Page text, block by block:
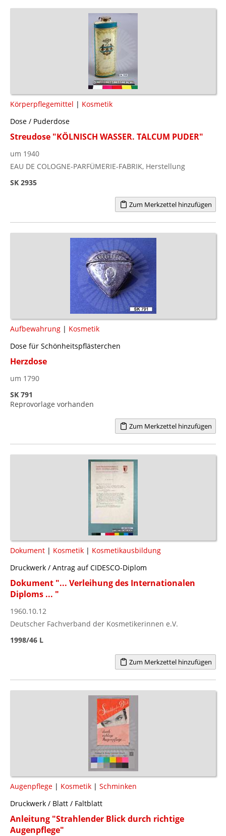
Körperpflegemittel | Kosmetik
Dose / Puderdose
Streudose "KÖLNISCH WASSER. TALCUM PUDER"
um 1940
EAU DE COLOGNE-PARFÜMERIE-FABRIK, Herstellung
SK 2935
Zum Merkzettel hinzufügen
Aufbewahrung | Kosmetik
Dose für Schönheitspflästerchen
Herzdose
um 1790
SK 791
Reprovorlage vorhanden
Zum Merkzettel hinzufügen
Dokument | Kosmetik | Kosmetikausbildung
Druckwerk / Antrag auf CIDESCO-Diplom
Dokument "... Verleihung des Internationalen
Diploms ... "
1960.10.12
Deutscher Fachverband der Kosmetikerinnen e.V.
1998/46 L
Zum Merkzettel hinzufügen
Augenpflege | Kosmetik | Schminken
Druckwerk / Blatt / Faltblatt
Anleitung "Strahlender Blick durch richtige
Augenpflege"